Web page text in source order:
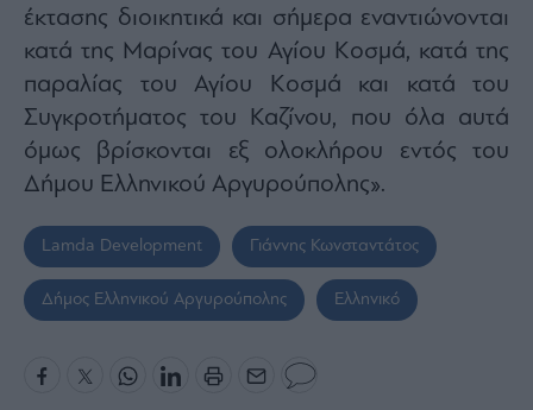
έκτασης διοικητικά και σήμερα εναντιώνονται
κατά της Μαρίνας του Αγίου Κοσμά, κατά της
παραλίας του Αγίου Κοσμά και κατά του
Συγκροτήματος του Καζίνου, που όλα αυτά
όμως βρίσκονται εξ ολοκλήρου εντός του
Δήμου Ελληνικού Αργυρούπολης».
Lamda Development Γιάννης Κωνσταντάτος
Δήμος Ελληνικού Αργυρούπολης Ελληνικό